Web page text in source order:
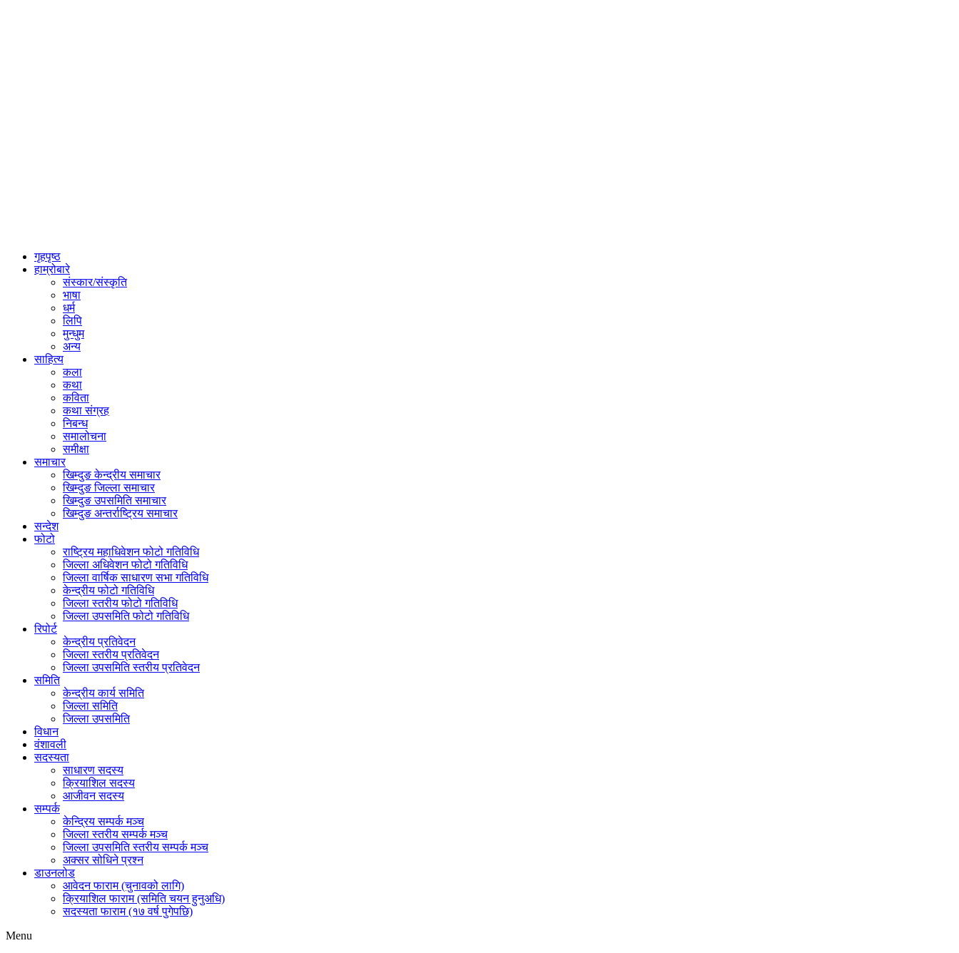
गृहपृष्ठ
हाम्रोबारे
संस्कार/संस्कृति
भाषा
धर्म
लिपि
मुन्धुम
अन्य
साहित्य
कला
कथा
कविता
कथा संग्रह
निबन्ध
समालोचना
समीक्षा
समाचार
खिम्दुङ केन्द्रीय समाचार
खिम्दुङ जिल्ला समाचार
खिम्दुङ उपसमिति समाचार
खिम्दुङ अन्तर्राष्ट्रिय समाचार
सन्देश
फोटो
राष्ट्रिय महाधिवेशन फोटो गतिविधि
जिल्ला अधिवेशन फोटो गतिविधि
जिल्ला वार्षिक साधारण सभा गतिविधि
केन्द्रीय फोटो गतिविधि
जिल्ला स्तरीय फोटो गतिविधि
जिल्ला उपसमिति फोटो गतिविधि
रिपोर्ट
केन्द्रीय प्रतिवेदन
जिल्ला स्तरीय प्रतिवेदन
जिल्ला उपसमिति स्तरीय प्रतिवेदन
समिति
केन्द्रीय कार्य समिति
जिल्ला समिति
जिल्ला उपसमिति
विधान
वंशावली
सदस्यता
साधारण सदस्य
क्रियाशिल सदस्य
आजीवन सदस्य
सम्पर्क
केन्द्रिय सम्पर्क मञ्च
जिल्ला स्तरीय सम्पर्क मञ्च
जिल्ला उपसमिति स्तरीय सम्पर्क मञ्च
अक्सर सोधिने प्रश्न
डाउनलोड
आवेदन फाराम (चुनावको लागि)
क्रियाशिल फाराम (समिति चयन हुनुअधि)
सदस्यता फाराम (१७ वर्ष पुगेपछि)
Menu